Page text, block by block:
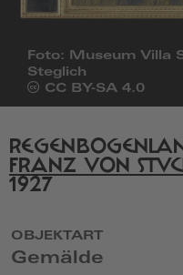
Foto: Museum Villa
Steglich
CC BY-SA 4.0
die
von
FRANZ VON
1927
OBJEKTART
Gemälde